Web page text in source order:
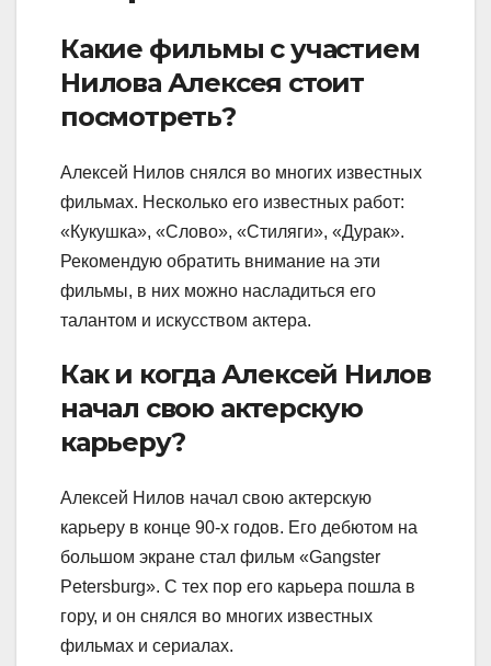
Какие фильмы с участием
Нилова Алексея стоит
посмотреть?
Алексей Нилов снялся во многих известных
фильмах. Несколько его известных работ:
«Кукушка», «Слово», «Стиляги», «Дурак».
Рекомендую обратить внимание на эти
фильмы, в них можно насладиться его
талантом и искусством актера.
Как и когда Алексей Нилов
начал свою актерскую
карьеру?
Алексей Нилов начал свою актерскую
карьеру в конце 90-х годов. Его дебютом на
большом экране стал фильм «Gangster
Petersburg». С тех пор его карьера пошла в
гору, и он снялся во многих известных
фильмах и сериалах.